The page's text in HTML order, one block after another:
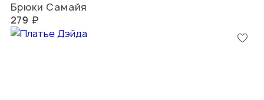
Брюки Самайя
279 ₽